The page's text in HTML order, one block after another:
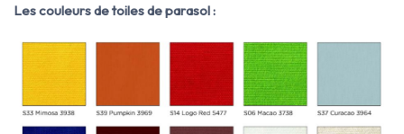
Les couleurs de toiles de parasol :